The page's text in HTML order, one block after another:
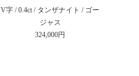
V字 / 0.4ct / タンザナイト / ゴー
ジャス
324,000円